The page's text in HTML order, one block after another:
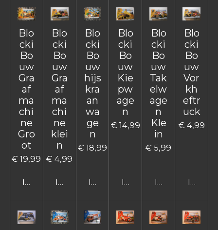
Blo
cki
Bo
uw
Gra
af
ma
chi
ne
Gro
ot
€ 19,99
In winkelwagen
Blo
cki
Bo
uw
Gra
af
ma
chi
ne
klei
n
€ 4,99
In winkelwagen
Blo
cki
Bo
uw
hijs
kra
an
wa
ge
n
€ 18,99
In winkelwagen
Blo
cki
Bo
uw
Kie
pw
age
n
€ 14,99
In winkelwagen
Blo
cki
Bo
uw
Tak
elw
age
n
Kle
in
€ 5,99
In
Blo
cki
Bo
uw
Vor
kh
eftr
uck
€ 4,99
In